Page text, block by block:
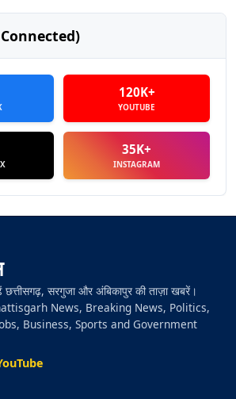
120K+
YOUTUBE
35K+
INSTAGRAM
सरगुजा और अंबिकापुर की ताज़ा खबरें।
News, Breaking News, Politics,
Business, Sports and Government